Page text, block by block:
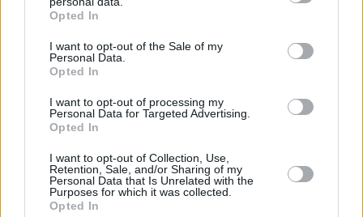
grant or deny consent to Google and its third-party tags to
use your data for below specified purposes in below Google
consent section.
Opted In
I want to opt-out of the Sale of my
Personal Data.
Opted In
I want to opt-out of processing my
Personal Data for Targeted Advertising.
Opted In
I want to opt-out of Collection, Use,
Retention, Sale, and/or Sharing of my
Personal Data that Is Unrelated with the
Purposes for which it was collected.
Opted In
Νταλάρας για Αρβελέρ: Έφυγε η δασκάλα μας η Ελένη,
Ήταν η Πρύτανης που μας τίμησε σε όλο τον κόσμο,
γράφει σε ανάρτησή του